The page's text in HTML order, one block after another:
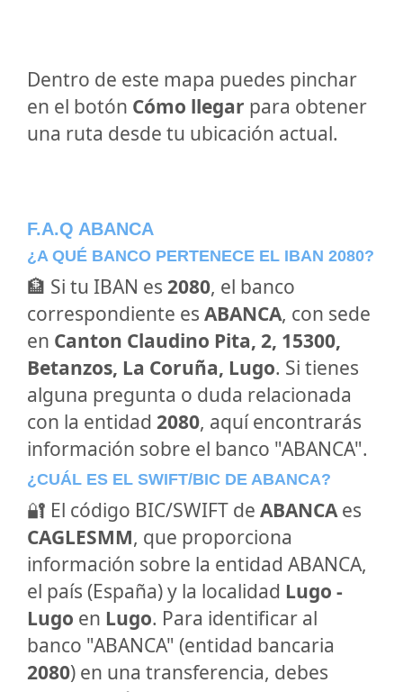
Dentro de este mapa puedes pinchar
en el botón Cómo llegar para obtener
una ruta desde tu ubicación actual.
F.A.Q ABANCA
¿A QUÉ BANCO PERTENECE EL IBAN 2080?
🏦 Si tu IBAN es 2080, el banco
correspondiente es ABANCA, con sede
en Canton Claudino Pita, 2, 15300,
Betanzos, La Coruña, Lugo. Si tienes
alguna pregunta o duda relacionada
con la entidad 2080, aquí encontrarás
información sobre el banco "ABANCA".
¿CUÁL ES EL SWIFT/BIC DE ABANCA?
🔐 El código BIC/SWIFT de ABANCAes
CAGLESMM, que proporciona
información sobre la entidad ABANCA,
el país (España) y la localidad Lugo -
Lugo en Lugo. Para identificar al
banco "ABANCA" (entidad bancaria
2080) en una transferencia, debes